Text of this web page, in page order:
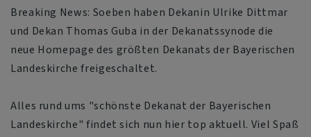
Breaking News: Soeben haben Dekanin Ulrike Dittmar
und Dekan Thomas Guba in der Dekanatssynode die
neue Homepage des größten Dekanats der Bayerischen
Landeskirche freigeschaltet.
Alles rund ums "schönste Dekanat der Bayerischen
Landeskirche" findet sich nun hier top aktuell. Viel Spaß